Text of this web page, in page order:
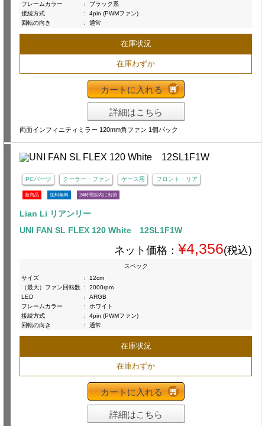
フレームカラー
:
ブラック系
接続方式
:
4pin (PWMファン)
回転の向き
: 通常
在庫状況
在庫わずか
カートに入れる
詳細はこちら
両面インフィニティミラー 120mm角ファン 1個パック
PCパーツ クーラー・ファン ケース用 フロント・リア
新商品 送料無料 24時間以内に出荷
Lian Li リアンリー
UNI FAN SL FLEX 120 White 12SL1F1W
ネット価格： ¥4,356(税込)
スペック
サイズ
:
12cm
（最大）ファン回転数 :
2000rpm
LED
:
ARGB
フレームカラー
:
ホワイト
接続方式
:
4pin (PWMファン)
回転の向き
: 通常
在庫状況
在庫わずか
カートに入れる
詳細はこちら